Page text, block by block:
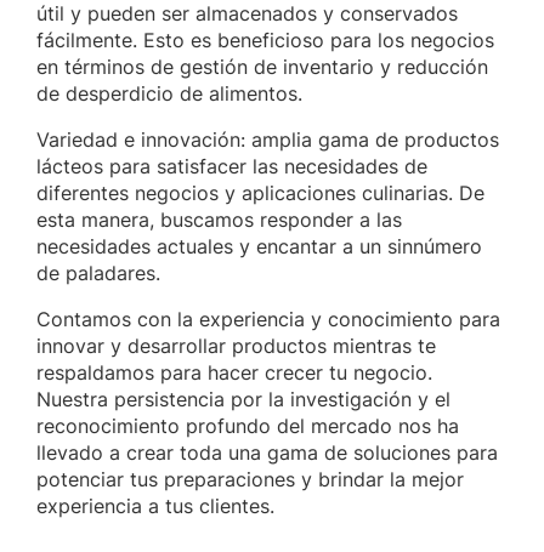
útil y pueden ser almacenados y conservados
fácilmente. Esto es beneficioso para los negocios
en términos de gestión de inventario y reducción
de desperdicio de alimentos.
Variedad e innovación: amplia gama de productos
lácteos para satisfacer las necesidades de
diferentes negocios y aplicaciones culinarias. De
esta manera, buscamos responder a las
necesidades actuales y encantar a un sinnúmero
de paladares.
Contamos con la experiencia y conocimiento para
innovar y desarrollar productos mientras te
respaldamos para hacer crecer tu negocio.
Nuestra persistencia por la investigación y el
reconocimiento profundo del mercado nos ha
llevado a crear toda una gama de soluciones para
potenciar tus preparaciones y brindar la mejor
experiencia a tus clientes.